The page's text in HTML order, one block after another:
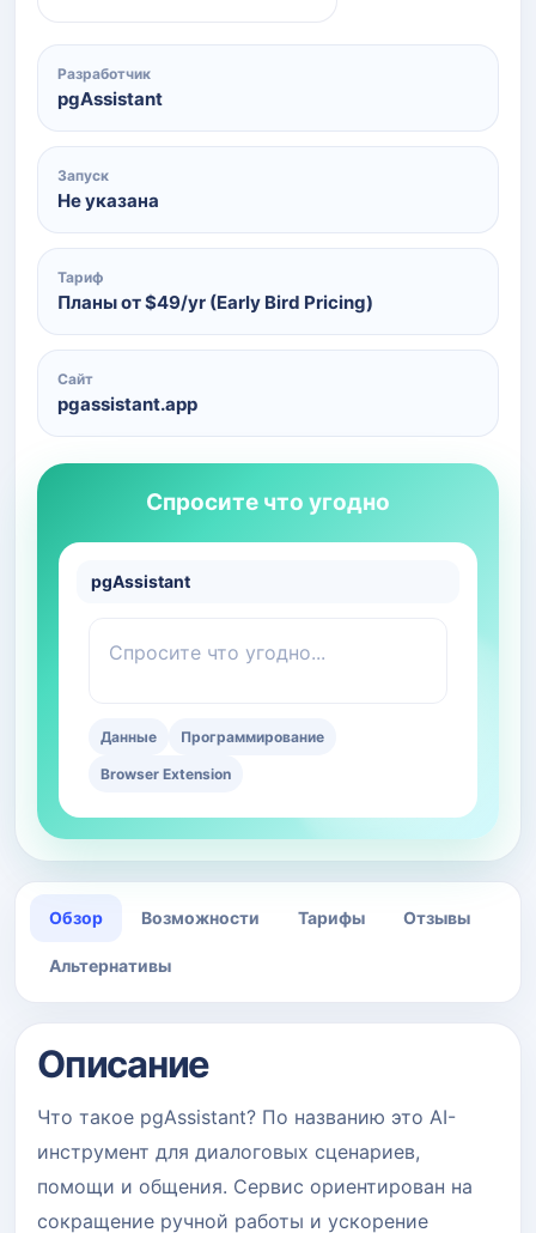
Разработчик
pgAssistant
Запуск
Не указана
Тариф
Планы от $49/yr (Early Bird Pricing)
Сайт
pgassistant.app
Спросите что угодно
pgAssistant
Спросите что угодно...
Данные Программирование
Browser Extension
Обзор Возможности Тарифы Отзывы
Альтернативы
Описание
Что такое pgAssistant? По названию это AI-
инструмент для диалоговых сценариев,
помощи и общения. Сервис ориентирован на
сокращение ручной работы и ускорение